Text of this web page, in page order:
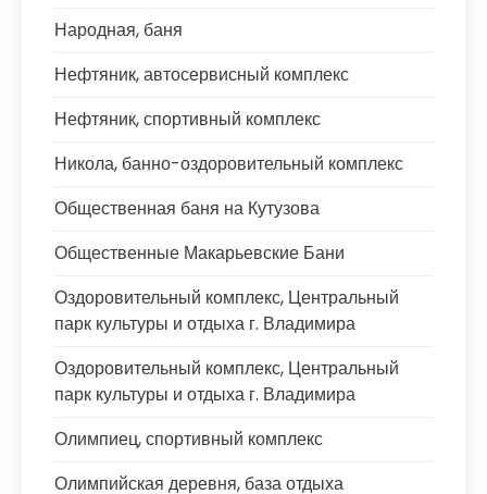
Народная, баня
Нефтяник, автосервисный комплекс
Нефтяник, спортивный комплекс
Никола, банно-оздоровительный комплекс
Общественная баня на Кутузова
Общественные Макарьевские Бани
Оздоровительный комплекс, Центральный
парк культуры и отдыха г. Владимира
Оздоровительный комплекс, Центральный
парк культуры и отдыха г. Владимира
Олимпиец, спортивный комплекс
Олимпийская деревня, база отдыха